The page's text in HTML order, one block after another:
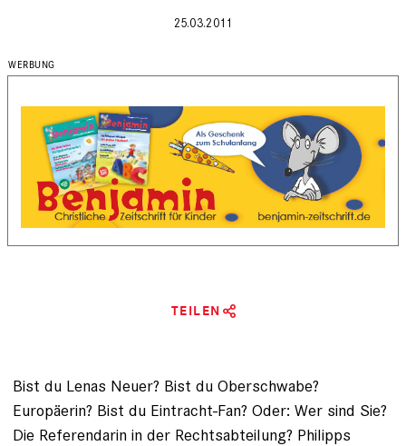
25.03.2011
TEILEN
Bist du Lenas Neuer? Bist du Ober­schwabe?
Europäerin? Bist du Eintracht-Fan? Oder: Wer sind Sie?
Die Referendarin in der Rechtsabteilung? Philipps